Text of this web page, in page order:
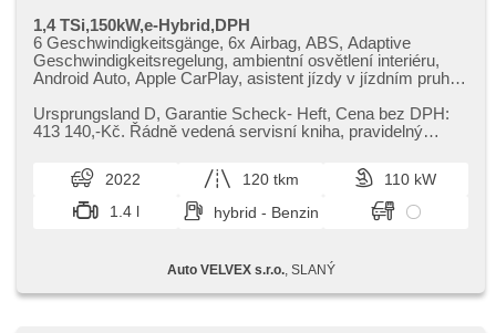
1,4 TSi,150kW,e-Hybrid,DPH
6 Geschwindigkeitsgänge, 6x Airbag, ABS, Adaptive
Geschwindigkeitsregelung, ambientní osvětlení interiéru,
Android Auto, Apple CarPlay, asistent jízdy v jízdním pruhu,
Automatikgetriebe, automatisch im Berg bremsen ,
automatické přepínání dálkových světel, Autoradio,
odemykání, Bluetooth, Brems-Assistent, Zentralverriegelung
mit Funkfernbedienung, Zentralverriegelung,
Beifahrerairbagdeaktivierung, Teilbare Rücksitzbank, täglich
Leuchten, digitální příjem rádia (DAB), digitální přístrojová
elektronická ruční brzda, hlasové ovládání palubního
počítače, Uhr Spur, Wegfahrsperre, isofix, LED denní
Ursprungsland D,​ Garantie Scheck​- Heft,​ Cena bez DPH:
413 140,​​-Kč. Řádně vedená servisní kniha,​ pravidelný
2022 120 tkm
110 kW
1.4 l
hybrid - Benzin
Auto VELVEX s.r.o., SLANÝ